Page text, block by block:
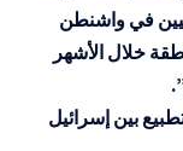
في واشنطن
خلال الأشهر
بين إسرائيل